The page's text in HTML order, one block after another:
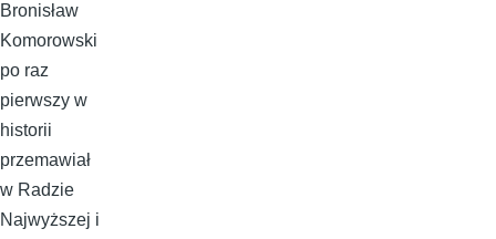
Bronisław
Komorowski
po raz
pierwszy w
historii
przemawiał
w Radzie
Najwyższej i